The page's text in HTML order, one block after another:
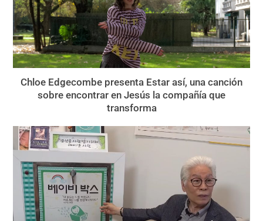
Chloe Edgecombe presenta Estar así, una canción
sobre encontrar en Jesús la compañía que
transforma